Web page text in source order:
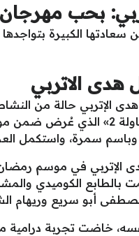
بحب
الكبيرة
هدى الاتربي
الإتربي حالة من
سمرة، واستكمل
أبو سريع وريهام
خاضت تجربة درامية